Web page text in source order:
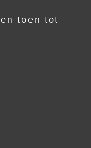
toen tot